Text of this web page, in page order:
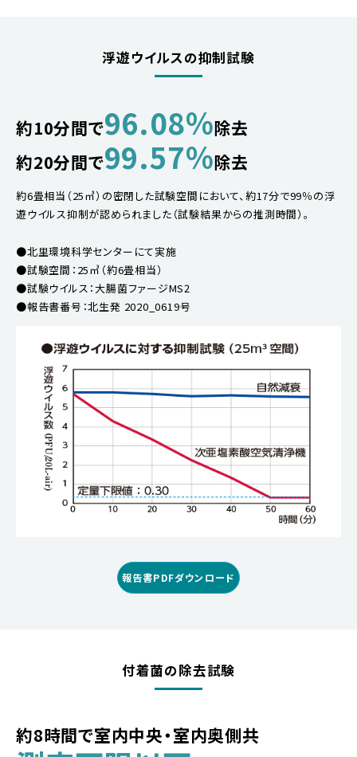
浮遊ウイルスの抑制試験
約10分間で96.08％除去
約20分間で99.57％除去
約6畳相当（25㎥）の密閉した試験空間において、約17分で99％の浮
遊ウイルス抑制が認められました（試験結果からの推測時間）。
●北里環境科学センターにて実施
●試験空間：25㎥（約6畳相当）
●試験ウイルス：大腸菌ファージMS2
●報告書番号：北生発 2020_0619号
報告書PDFダウンロード
付着菌の除去試験
約8時間で室内中央・室内奥側共